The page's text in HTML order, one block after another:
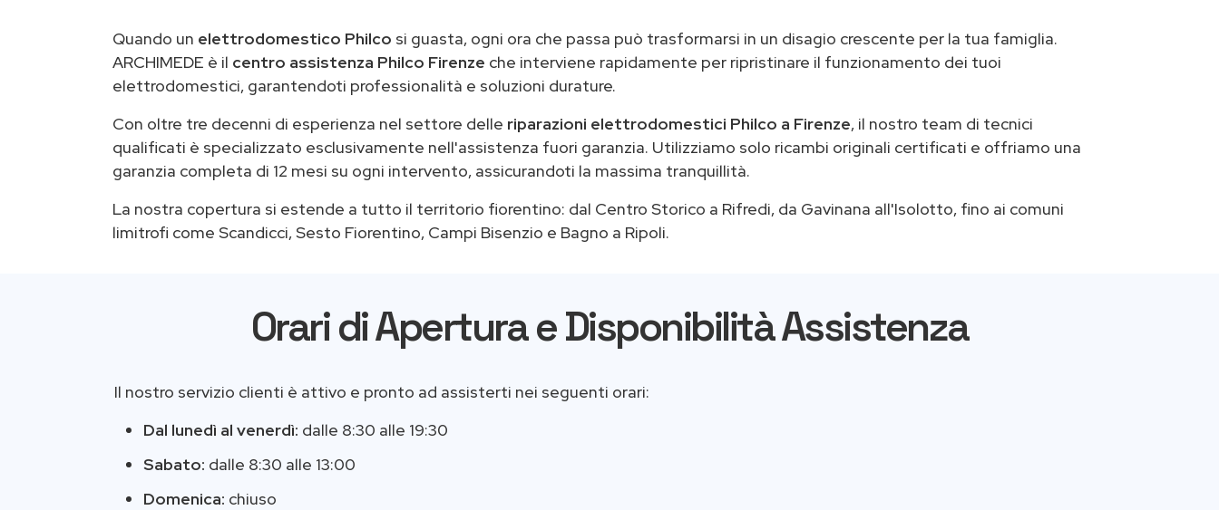
Quando un elettrodomestico Philco si guasta, ogni ora che passa può trasformarsi in un disagio crescente per la tua famiglia.
ARCHIMEDE è il centro assistenza Philco Firenze che interviene rapidamente per ripristinare il funzionamento dei tuoi
elettrodomestici, garantendoti professionalità e soluzioni durature.
Con oltre tre decenni di esperienza nel settore delle riparazioni elettrodomestici Philco a Firenze, il nostro team di tecnici
qualificati è specializzato esclusivamente nell'assistenza fuori garanzia. Utilizziamo solo ricambi originali certificati e offriamo una
garanzia completa di 12 mesi su ogni intervento, assicurandoti la massima tranquillità.
La nostra copertura si estende a tutto il territorio fiorentino: dal Centro Storico a Rifredi, da Gavinana all'Isolotto, fino ai comuni
limitrofi come Scandicci, Sesto Fiorentino, Campi Bisenzio e Bagno a Ripoli.
Orari di Apertura e Disponibilità Assistenza
Il nostro servizio clienti è attivo e pronto ad assisterti nei seguenti orari:
Dal lunedì al venerdì: dalle 8:30 alle 19:30
Sabato: dalle 8:30 alle 13:00
Domenica: chiuso